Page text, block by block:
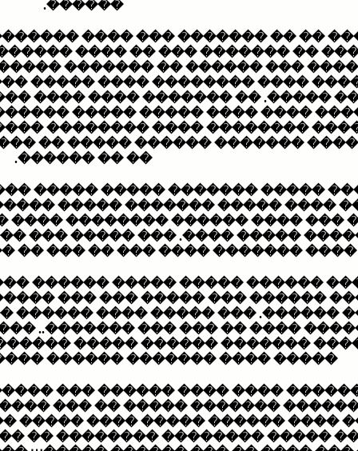
������.
���� �������� �� ��� ������
�� ���� ������� ������� ���
������� ������� ��� ���
���� ����� ������ �������
���� ���� ���� ���� ������
����� ������ ���� �����
�������� ������� ���� �����
����� �� ���� �����
�� �� ������.
����� ����� ���� ��� ����
����� ������� ������ ����
���� ������ ���
����� ��� ����� ������ �����
��� �� ��� �� ��� ����� �� �����.
������ ��� ������� ����
��� ��� ����� ����� ���� ��� ���
���� ������ ������ ��� ���
�������.. ������� ���� ����
����� ������ �� �����
������ ������ ������ ����.
��� ������ ����� ��
�� ��� ����� �� ��������
���� ����� ��� ���� ��� �����
�� ������� ��� ����